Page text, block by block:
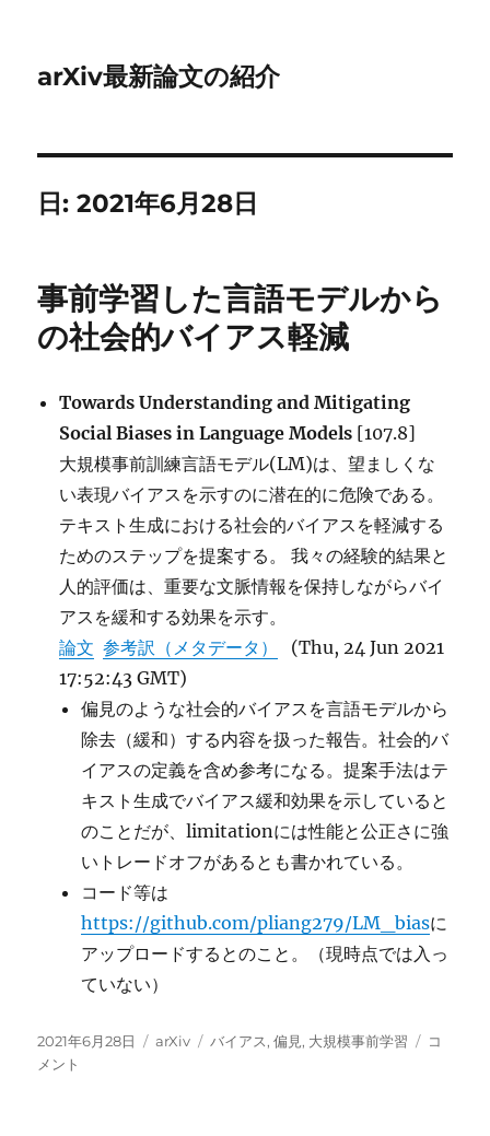
arXiv最新論文の紹介
日:2021年6月28日
事前学習した言語モデルから
の社会的バイアス軽減
Towards Understanding and Mitigating
Social Biases in Language Models [107.8]
大規模事前訓練言語モデル(LM)は、望ましくな
い表現バイアスを示すのに潜在的に危険である。
テキスト生成における社会的バイアスを軽減する
ためのステップを提案する。 我々の経験的結果と
人的評価は、重要な文脈情報を保持しながらバイ
アスを緩和する効果を示す。
論文 参考訳（メタデータ）
(Thu, 24 Jun 2021
17:52:43 GMT)
偏見のような社会的バイアスを言語モデルから
除去（緩和）する内容を扱った報告。社会的バ
イアスの定義を含め参考になる。提案手法はテ
キスト生成でバイアス緩和効果を示していると
のことだが、limitationには性能と公正さに強
いトレードオフがあるとも書かれている。
コード等は
https://github.com/pliang279/LM_biasに
アップロードするとのこと。（現時点では入っ
ていない）
投
稿
2021年6月28日
カ
arXiv
タ
バイアス,偏見 , 大規模事前学習
事
コ
メント